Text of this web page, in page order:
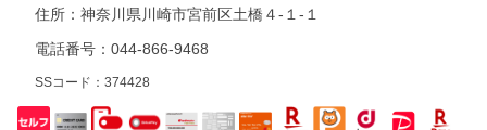
住所： 神奈川県川崎市宮前区土橋４-１-１
電話番号：044-866-9468
SSコード：374428